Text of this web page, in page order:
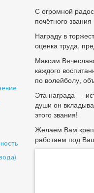
С огромной
почётного
Награду в
оценка труда,
Максим
каждого
по волейболу,
Эта награда —
души он
этого звания!
Желаем Вам
работаем под